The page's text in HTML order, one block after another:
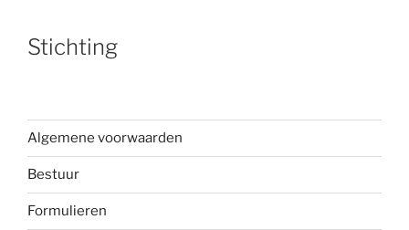
Stichting
Algemene voorwaarden
Bestuur
Formulieren